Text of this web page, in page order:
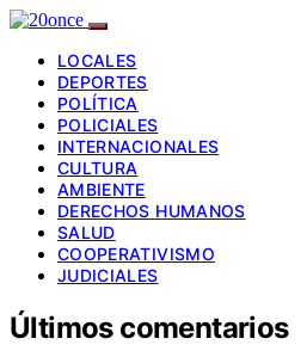
LOCALES
DEPORTES
POLÍTICA
POLICIALES
INTERNACIONALES
CULTURA
AMBIENTE
DERECHOS HUMANOS
SALUD
COOPERATIVISMO
JUDICIALES
Últimos comentarios